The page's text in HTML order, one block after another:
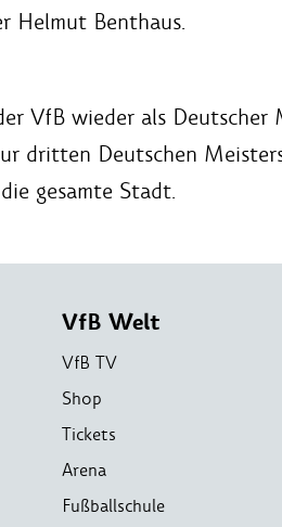
Helmut Benthaus.
VfB wieder als
dritten Deutschen
gesamte Stadt.
VfB Welt
VfB TV
Shop
Tickets
Arena
Fußballschule